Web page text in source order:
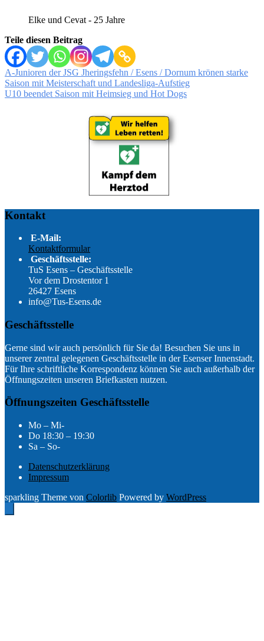
Elke und Cevat - 25 Jahre
Teile diesen Beitrag
Beitragsnavigation
A-Junioren der JSG Jheringsfehn / Esens / Dornum krönen starke
Saison mit Meisterschaft und Landesliga-Aufstieg
U10 beendet Saison mit Heimsieg und Hot Dogs
Kontakt
E-Mail:
Kontaktformular
Geschäftsstelle:
TuS Esens – Geschäftsstelle
Vor dem Drostentor 1
26427 Esens
info@Tus-Esens.de
Geschäftsstelle
Gerne sind wir auch persönlich für Sie da! Besuchen Sie uns in
unserer zentral gelegenen Geschäftsstelle in der Esenser Innenstadt.
Für Ihre schriftliche Korrespondenz können Sie auch außerhalb der
Öffnungszeiten unseren Briefkasten nutzen.
Öffnungszeiten Geschäftsstelle
Mo – Mi-
Do 18:30 – 19:30
Sa – So-
Datenschutzerklärung
Impressum
sparkling Theme von Colorlib Powered by WordPress